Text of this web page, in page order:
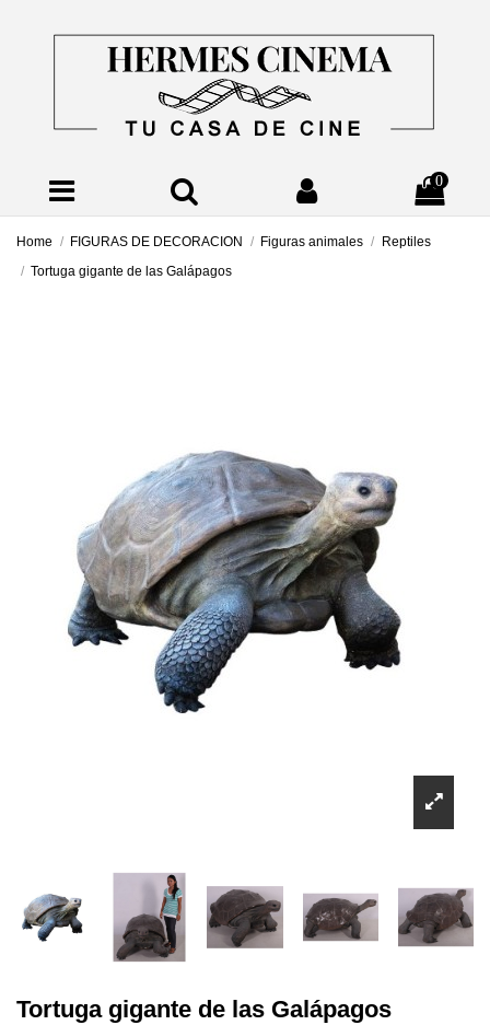
0
Home FIGURAS DE DECORACION Figuras animales
Reptiles
Tortuga gigante de las Galápagos
Tortuga gigante de las Galápagos